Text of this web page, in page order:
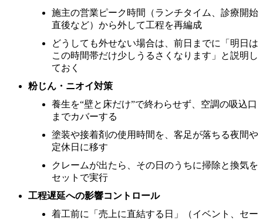
施主の営業ピーク時間（ランチタイム、診療開始
直後など）から外して工程を再編成
どうしても外せない場合は、前日までに「明日は
この時間帯だけ少しうるさくなります」と説明し
ておく
粉じん・ニオイ対策
養生を“壁と床だけ”で終わらせず、空調の吸込口
までカバーする
塗装や接着剤の使用時間を、客足が落ちる夜間や
定休日に移す
クレームが出たら、その日のうちに掃除と換気を
セットで実行
工程遅延への影響コントロール
着工前に「売上に直結する日」（イベント、セー